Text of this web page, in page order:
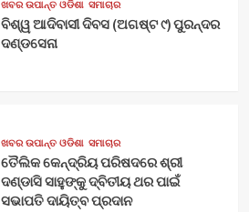
ଖବର ଉପାନ୍ତ ଓଡିଶା ସମାଚାର
ବିଶ୍ୱ ଆଦିବାସୀ ଦିବସ (ଅଗଷ୍ଟ ୯) ପୁରନ୍ଦର
ଦଣ୍ଡସେନା
ଖବର ଉପାନ୍ତ ଓଡିଶା ସମାଚାର
ତୈଲିକ କେନ୍ଦ୍ରିୟ ପରିଷଦରେ ଶ୍ରୀ
ଦଣ୍ଡାସି ସାହୁଙ୍କୁ ଦ୍ବିତୀୟ ଥର ପାଇଁ
ସଭାପତି ଦାୟିତ୍ବ ପ୍ରଦାନ